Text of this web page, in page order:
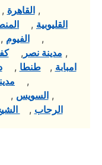
القاهرة,
القليوبية ,
الفيوم
,
مدينة نصر ,
,
امبابة ,طنطا ,
,
السويس ,
,
الرحاب ,